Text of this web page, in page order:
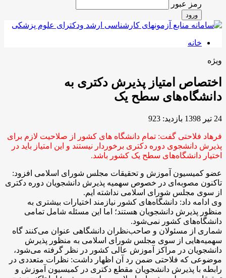
رمز عبور
ورود
خانه
ویژه
اختصاص امتیاز پذیرش دکتری به
دانشگاه‌های سطح یک
24 تیر 1398 بازدید: 923
فرهاد فلاحتی گفت: تمام دانشگاه های کشور از صلاحیت لازم برای
پذیرش دانشجوی دوره دکتری برخوردار نیستند و این امتیاز باید در
اختیار دانشگاه‌های سطح یک کشور باشد.
عضو کمیسیون آموزش و تحقیقات مجلس شورای اسلامی افزود:
تاکنون مصوبه‌ای در خصوص سهمیه پذیرش دانشجویان دوره دکتری
از سوی مجلس شورای اسلامی نداشته ایم.
وی ادامه داد: دانشگاه‌های کشور نیازمند اختیارات بیشتری به
منظور پذیرش دانشجویان هستند؛ اما این مسئله شامل تمامی
دانشگاه‌های کشور نمی‌شود.
شماری از مسئولان و صاحب‌نظران دانشگاهی عنوان می‌کنند گاه
سهمیه‌هایی از سوی مجلس شورای اسلامی به منظور پذیرش
دانشجویان در مراکز آموزش عالی کشور در نظر گرفته می‌شود،
موضوعی که فلاحتی ضمن رد آن اظهار داشت: نظرات متعددی در
رابطه با پذیرش دانشجویان مقطع دکتری در کمیسیون آموزش و